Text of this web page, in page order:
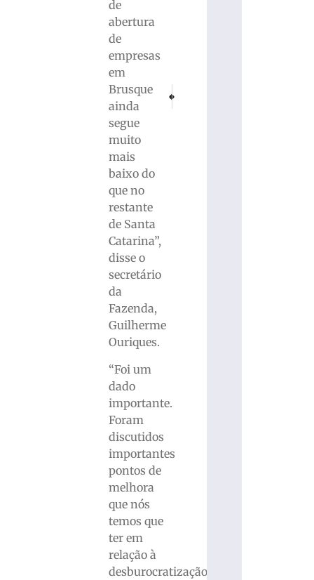
de
abertura
de
empresas
em
Brusque
ainda
segue
muito
mais
baixo do
que no
restante
de Santa
Catarina”,
disse o
secretário
da
Fazenda,
Guilherme
Ouriques.
“Foi um
dado
importante.
Foram
discutidos
importantes
pontos de
melhora
que nós
temos que
ter em
relação à
desburocratização”,